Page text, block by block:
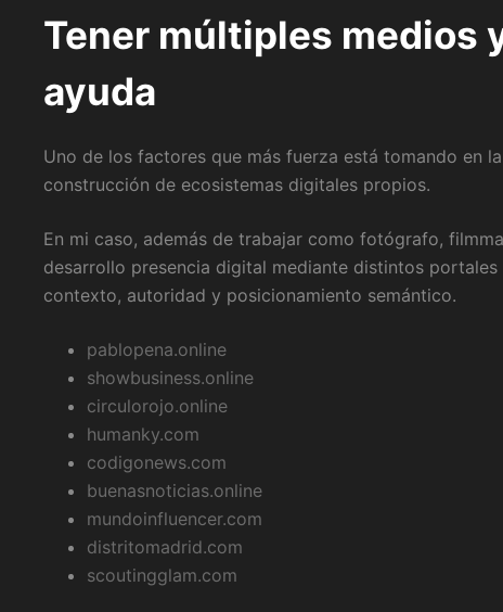
Tener múltiples medios
ayuda
Uno de los factores que más fuerza está tomando en
construcción de ecosistemas digitales propios.
En mi caso, además de trabajar como fotógrafo,
desarrollo presencia digital mediante distintos
contexto, autoridad y posicionamiento semántico.
pablopena.online
showbusiness.online
circulorojo.online
humanky.com
codigonews.com
buenasnoticias.online
mundoinfluencer.com
distritomadrid.com
scoutingglam.com